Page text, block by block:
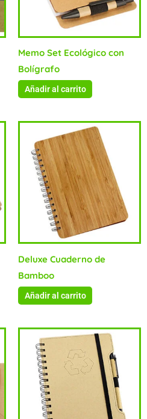
Memo Set Ecológico con
Bolígrafo
Añadir al carrito
Deluxe Cuaderno de
Bamboo
Añadir al carrito